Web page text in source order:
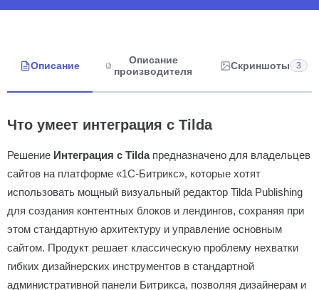
Описание
Описание
производителя
Скриншоты 3
Что умеет интеграция с Tilda
Решение Интеграция с Tildaпредназначено для владельцев
сайтов на платформе «1С-Битрикс», которые хотят
использовать мощный визуальный редактор Tilda Publishing
для создания контентных блоков и лендингов, сохраняя при
этом стандартную архитектуру и управление основным
сайтом. Продукт решает классическую проблему нехватки
гибких дизайнерских инструментов в стандартной
административной панели Битрикса, позволяя дизайнерам и